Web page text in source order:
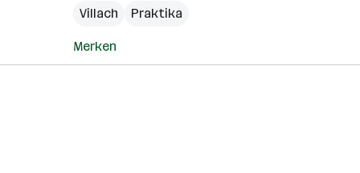
Villach Praktika
Merken